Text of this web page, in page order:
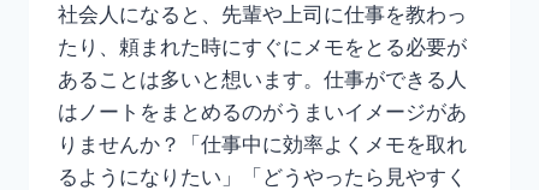
社会人になると、先輩や上司に仕事を教わっ
たり、頼まれた時にすぐにメモをとる必要が
あることは多いと想います。仕事ができる人
はノートをまとめるのがうまいイメージがあ
りませんか？「仕事中に効率よくメモを取れ
るようになりたい」「どうやったら見やすく